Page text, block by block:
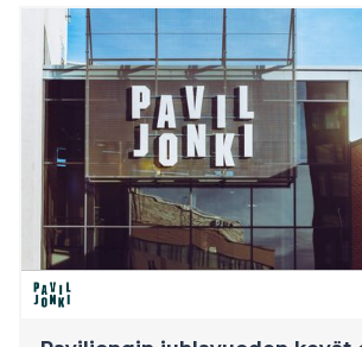
digiturvallisuuden kehittämisestä
organisaatioille sekä kuullaan
asiantuntijapuheenvuoroja alan
aiheista.